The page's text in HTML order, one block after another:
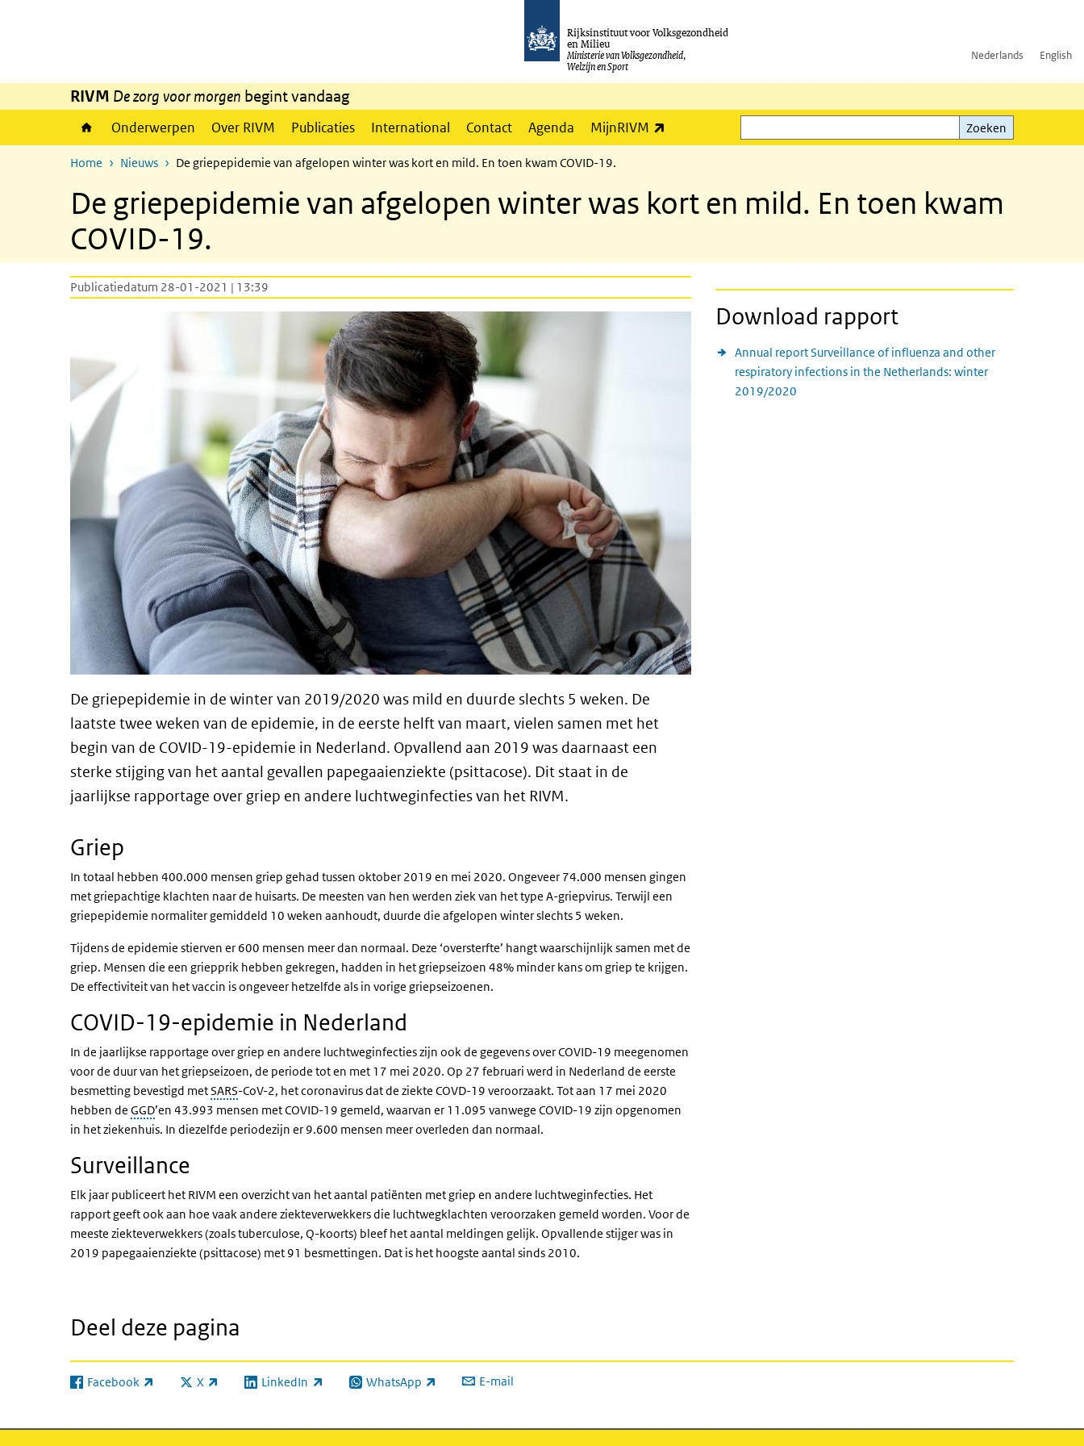
Rijksinstituut voor Volksgezondheid
en Milieu
Ministerie van Volksgezondheid,
Welzijn en Sport
Nederlands English
RIVM De zorg voor morgen begint vandaag
Onderwerpen Over RIVM Publicaties International Contact Agenda MijnRIVM
Zoeken
Zoeken
Home Nieuws De griepepidemie van afgelopen winter was kort en mild. En toen kwam COVID-19.
De griepepidemie van afgelopen winter was kort en mild. En toen kwam
COVID-19.
Publicatiedatum 28-01-2021 | 13:39
De griepepidemie in de winter van 2019/2020 was mild en duurde slechts 5 weken. De
laatste twee weken van de epidemie, in de eerste helft van maart, vielen samen met het
begin van de COVID-19-epidemie in Nederland. Opvallend aan 2019 was daarnaast een
sterke stijging van het aantal gevallen papegaaienziekte (psittacose). Dit staat in de
jaarlijkse rapportage over griep en andere luchtweginfecties van het RIVM.
Griep
In totaal hebben 400.000 mensen griep gehad tussen oktober 2019 en mei 2020. Ongeveer 74.000 mensen gingen
met griepachtige klachten naar de huisarts. De meesten van hen werden ziek van het type A-griepvirus. Terwijl een
griepepidemie normaliter gemiddeld 10 weken aanhoudt, duurde die afgelopen winter slechts 5 weken.
Tijdens de epidemie stierven er 600 mensen meer dan normaal. Deze ‘oversterfte’ hangt waarschijnlijk samen met de
griep. Mensen die een griepprik hebben gekregen, hadden in het griepseizoen 48% minder kans om griep te krijgen.
De effectiviteit van het vaccin is ongeveer hetzelfde als in vorige griepseizoenen.
COVID-19-epidemie in Nederland
In de jaarlijkse rapportage over griep en andere luchtweginfecties zijn ook de gegevens over COVID-19 meegenomen
voor de duur van het griepseizoen, de periode tot en met 17 mei 2020. Op 27 februari werd in Nederland de eerste
besmetting bevestigd metSARS-CoV-2, het coronavirus dat de ziekte COVD-19 veroorzaakt. Tot aan 17 mei 2020
hebben de GGD’en 43.993 mensen met COVID-19 gemeld, waarvan er 11.095 vanwege COVID-19 zijn opgenomen
in het ziekenhuis. In diezelfde periodezijn er 9.600 mensen meer overleden dan normaal.
Surveillance
Elk jaar publiceert het RIVM een overzicht van het aantal patiënten met griep en andere luchtweginfecties. Het
rapport geeft ook aan hoe vaak andere ziekteverwekkers die luchtwegklachten veroorzaken gemeld worden. Voor de
meeste ziekteverwekkers (zoals tuberculose, Q-koorts) bleef het aantal meldingen gelijk. Opvallende stijger was in
2019 papegaaienziekte (psittacose) met 91 besmettingen. Dat is het hoogste aantal sinds 2010.
Download rapport
Annual report Surveillance of influenza and other
respiratory infections in the Netherlands: winter
2019/2020
Deel deze pagina
Facebook
(externe link) X
(externe link) LinkedIn
(externe link) WhatsApp
(externe link) E-mail